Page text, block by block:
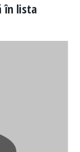
în lista